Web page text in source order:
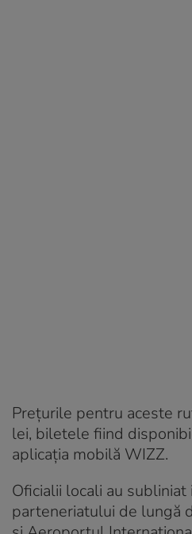
Prețurile pentru aceste
lei, biletele fiind
aplicația mobilă WIZZ.
Oficialii locali au
parteneriatului de lungă